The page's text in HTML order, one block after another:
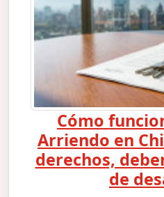
Cómo
Arriendo en
derechos,
de